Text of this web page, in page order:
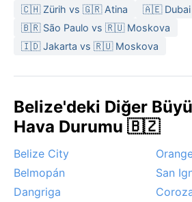
🇨🇭 Zürih vs 🇬🇷 Atina
🇦🇪
🇧🇷 São Paulo vs 🇷🇺 Moskova
🇮🇩 Jakarta vs 🇷🇺 Moskova
Belize'deki Diğer
Hava Durumu 🇧🇿
Belize City
Belmopán
San
Dangriga